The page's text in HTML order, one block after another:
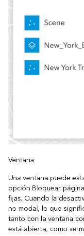
Ventana
Una ventana puede
opción Bloquear
fijas. Cuando la
no modal, lo que
tanto con la ventana
está abierta, como se